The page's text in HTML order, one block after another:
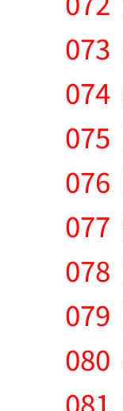
073
074
075
076
077
078
079
080